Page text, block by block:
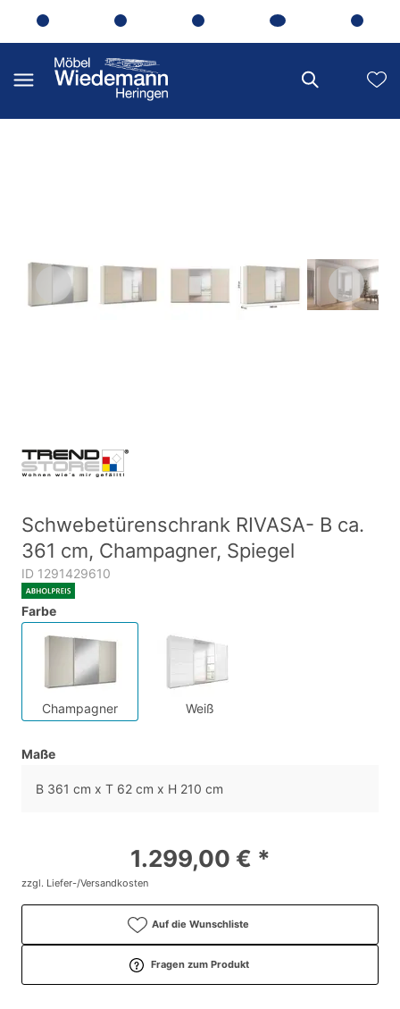
Schwebetürenschrank RIVASA- B ca.
361 cm, Champagner, Spiegel
ID 1291429610
Farbe
Champagner Weiß
Maße
B 361 cm x T 62 cm x H 210 cm
1.299,00 € *
zzgl. Liefer-/Versandkosten
Auf die Wunschliste
Fragen zum Produkt